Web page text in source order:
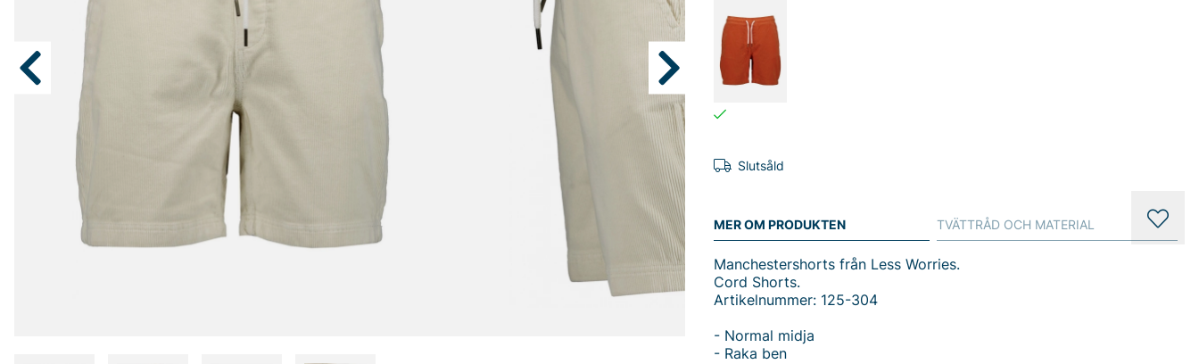
Slutsåld
MER OM PRODUKTEN
Manchestershorts från Less Worries.
Cord Shorts.
Artikelnummer: 125-304
- Normal midja
- Raka ben
TVÄTTRÅD OCH MATERIAL